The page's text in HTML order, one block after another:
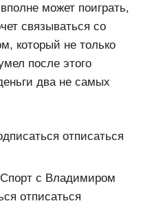
может поиграть,
связываться со
который не только
после этого
два не самых
отписаться
с Владимиром
отписаться